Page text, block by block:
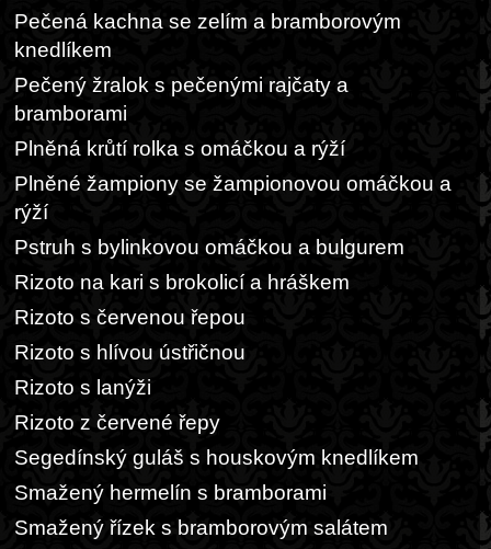
Pečená kachna se zelím a bramborovým
knedlíkem
Pečený žralok s pečenými rajčaty a
bramborami
Plněná krůtí rolka s omáčkou a rýží
Plněné žampiony se žampionovou omáčkou a
rýží
Pstruh s bylinkovou omáčkou a bulgurem
Rizoto na kari s brokolicí a hráškem
Rizoto s červenou řepou
Rizoto s hlívou ústřičnou
Rizoto s lanýži
Rizoto z červené řepy
Segedínský guláš s houskovým knedlíkem
Smažený hermelín s bramborami
Smažený řízek s bramborovým salátem